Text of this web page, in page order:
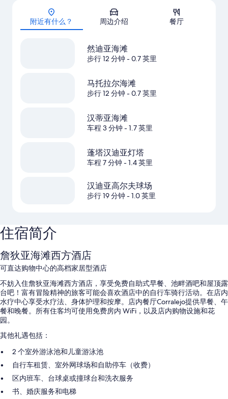
附近有什么？ 周边介绍 餐厅
然迪亚海滩
步行 12 分钟- 0.7 英里
马托拉尔海滩
步行 12 分钟- 0.7 英里
汉蒂亚海滩
车程 3 分钟- 1.7 英里
蓬塔汉迪亚灯塔
车程 7 分钟- 1.4 英里
汉迪亚高尔夫球场
步行 19 分钟- 1.0 英里
住宿简介
詹狄亚海滩西方酒店
可直达购物中心的高档家居型酒店
不妨入住詹狄亚海滩西方酒店，享受免费自助式早餐、池畔酒吧和屋顶露
台吧！富有冒险精神的旅客可能会喜欢酒店中的自行车骑行活动。在店内
水疗中心享受水疗法、身体护理和按摩。店内餐厅Corralejo提供早餐、午
餐和晚餐。所有住客均可使用免费房内 WiFi，以及店内购物设施和花
园。
其他礼遇包括：
2 个室外游泳池和儿童游泳池
自行车租赁、室外网球场和自助停车（收费）
区内班车、台球桌或撞球台和洗衣服务
书、婚庆服务和电梯